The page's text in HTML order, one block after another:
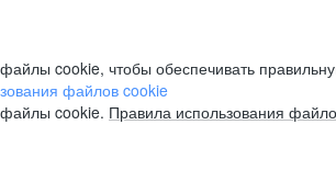
cookie, чтобы обеспечивать
файлов cookie
cookie. Правила использования